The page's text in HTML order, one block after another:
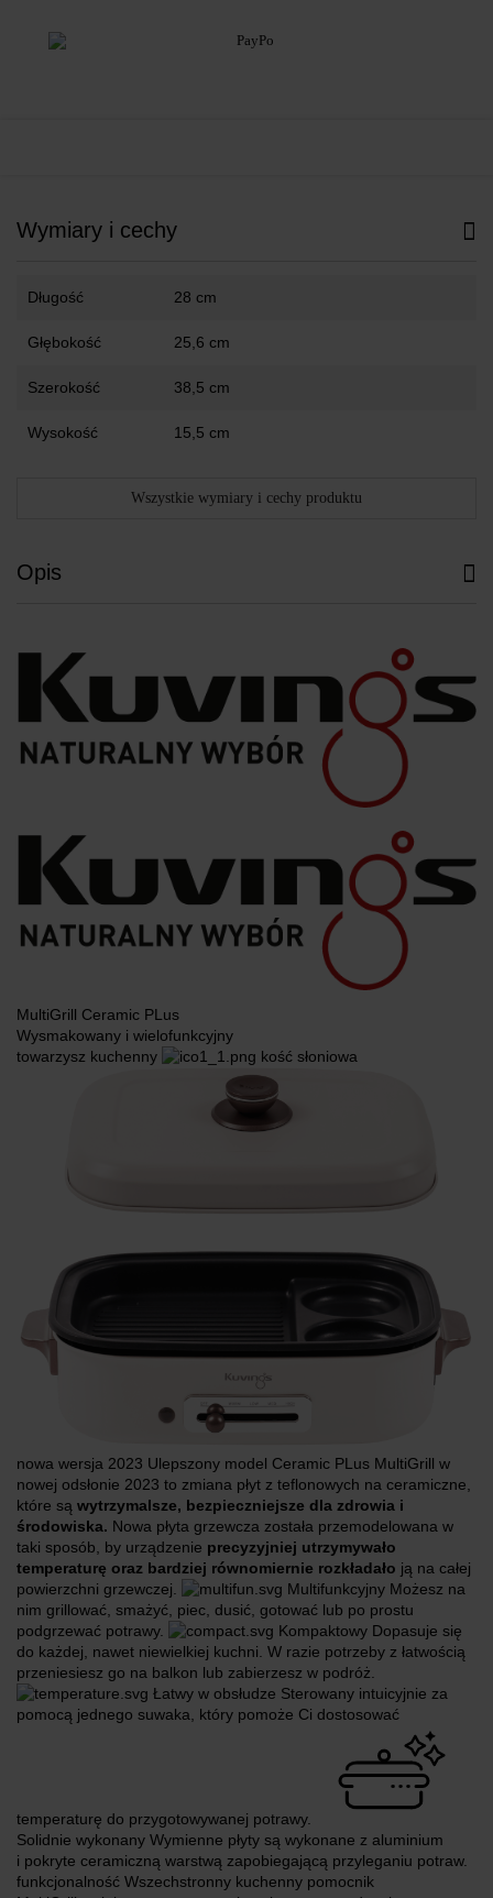
Wymiary i cechy
Długość 28 cm
Głębokość 25,6 cm
Szerokość 38,5 cm
Wysokość 15,5 cm
Wszystkie wymiary i cechy produktu
Opis
MultiGrill Ceramic PLus
Wysmakowany i wielofunkcyjny
towarzysz kuchenny
kość słoniowa
nowa wersja 2023 Ulepszony model Ceramic PLus MultiGrill w
nowej odsłonie 2023 to zmiana płyt z teflonowych na ceramiczne,
które są wytrzymalsze, bezpieczniejsze dla zdrowia i
środowiska. Nowa płyta grzewcza została przemodelowana w
taki sposób, by urządzenie precyzyjniej utrzymywało
temperaturę oraz bardziej równomiernie rozkładało ją na całej
powierzchni grzewczej.
Multifunkcyjny Możesz na
nim grillować, smażyć, piec, dusić, gotować lub po prostu
podgrzewać potrawy.
Kompaktowy Dopasuje się
do każdej, nawet niewielkiej kuchni. W razie potrzeby z łatwością
przeniesiesz go na balkon lub zabierzesz w podróż.
Łatwy w obsłudze Sterowany intuicyjnie za
pomocą jednego suwaka, który pomoże Ci dostosować
temperaturę do przygotowywanej potrawy.
Solidnie wykonany Wymienne płyty są wykonane z aluminium
i pokryte ceramiczną warstwą zapobiegającą przyleganiu potraw.
funkcjonalność Wszechstronny kuchenny pomocnik